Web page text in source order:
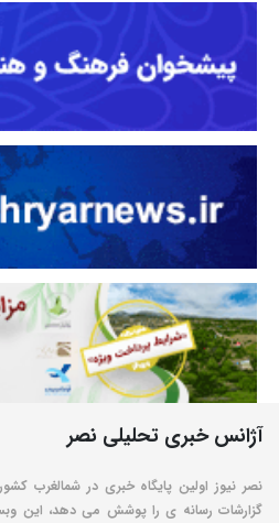
آژانس خبری تحلیلی نصر
نصر نیوز اولین پایگاه خبری در شمالغرب
گزارشات رسانه ی را پوشش می دهد، این